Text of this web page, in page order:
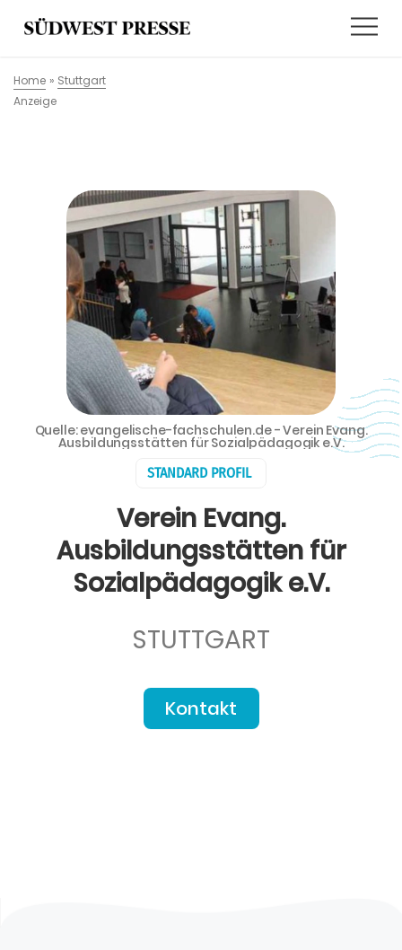
Home » Stuttgart
Anzeige
STANDARD PROFIL
Verein Evang.
Ausbildungsstätten für
Sozialpädagogik e.V.
STUTTGART
Kontakt
Quelle: evangelische-fachschulen.de - Verein Evang.
Ausbildungsstätten für Sozialpädagogik e.V.